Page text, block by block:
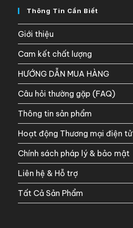
Thông Tin Cần Biết
Giới thiệu
Cam kết chất lượng
HƯỚNG DẪN MUA HÀNG
Câu hỏi thường gặp (FAQ)
Thông tin sản phẩm
Hoạt động Thương mại điện tử
Chính sách pháp lý & bảo mật
Liên hệ & Hỗ trợ
Tất Cả Sản Phẩm